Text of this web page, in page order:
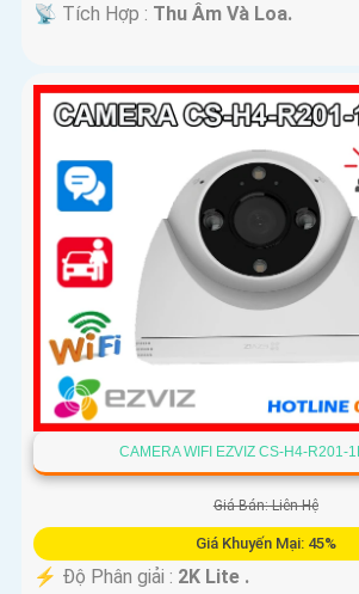
️📡 Tích Hợp : Thu Âm Và Loa.
CAMERA WIFI EZVIZ CS-H4-R201-
Giá Bán: Liên Hệ
Giá Khuyến Mại: 45%
️⚡ Độ Phân giải : 2K Lite .